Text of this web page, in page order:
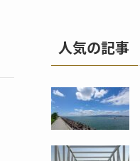
人気の記事